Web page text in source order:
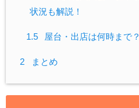
状況も解説！
1.5 屋台・出店は何時まで？
2 まとめ